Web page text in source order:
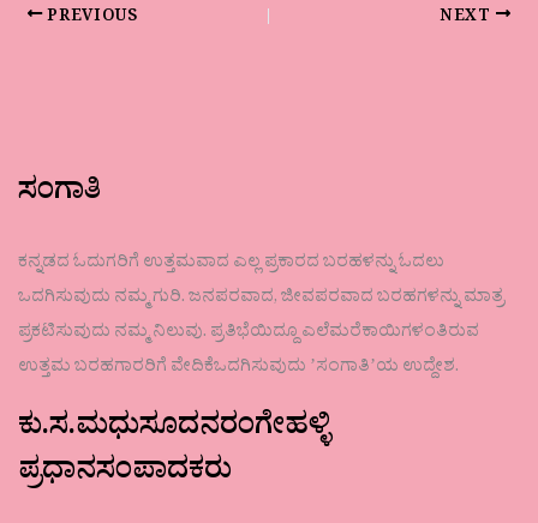
PREVIOUS NEXT
ಸಂಗಾತಿ
ಕನ್ನಡದ ಓದುಗರಿಗೆ ಉತ್ತಮವಾದ ಎಲ್ಲ ಪ್ರಕಾರದ ಬರಹಳನ್ನು ಓದಲು
ಒದಗಿಸುವುದು ನಮ್ಮ ಗುರಿ. ಜನಪರವಾದ, ಜೀವಪರವಾದ ಬರಹಗಳನ್ನು ಮಾತ್ರ
ಪ್ರಕಟಿಸುವುದು ನಮ್ಮ ನಿಲುವು. ಪ್ರತಿಭೆಯಿದ್ದೂ ಎಲೆಮರೆಕಾಯಿಗಳಂತಿರುವ
ಉತ್ತಮ ಬರಹಗಾರರಿಗೆ ವೇದಿಕೆಒದಗಿಸುವುದು ʼಸಂಗಾತಿʼಯ ಉದ್ದೇಶ.
ಕು.ಸ.ಮಧುಸೂದನರಂಗೇಹಳ್ಳಿ
ಪ್ರಧಾನಸಂಪಾದಕರು